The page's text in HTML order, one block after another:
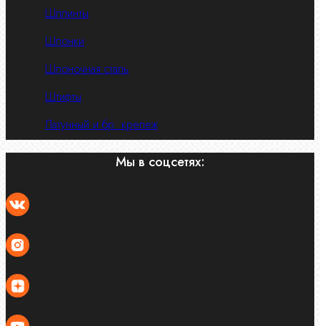
Шплинты
Шпонки
Шпоночная сталь
Штифты
Латунный и бр. крепеж
Мы в соцсетях: